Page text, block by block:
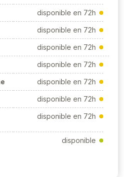
disponible en 72h
disponible en 72h
disponible en 72h
disponible en 72h
disponible en 72h
disponible en 72h
disponible en 72h
disponible